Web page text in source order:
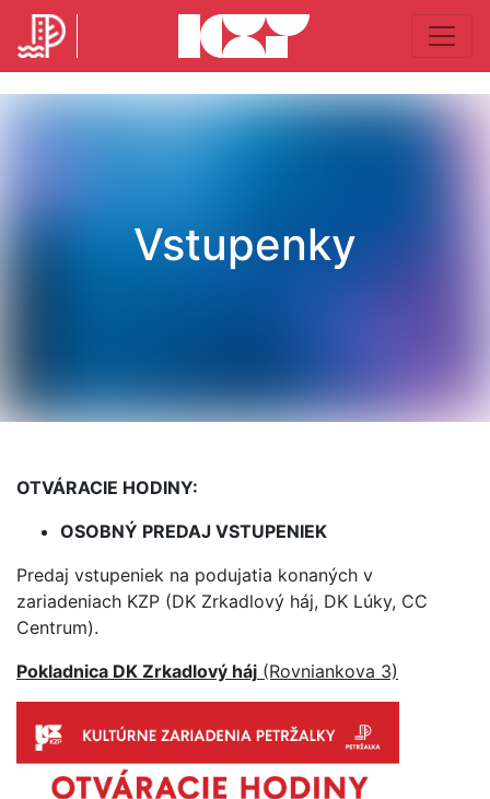
Vstupenky
OTVÁRACIE HODINY:
OSOBNÝ PREDAJ VSTUPENIEK
Predaj vstupeniek na podujatia konaných v
zariadeniach KZP (DK Zrkadlový háj, DK Lúky, CC
Centrum).
Pokladnica DK Zrkadlový háj (Rovniankova 3)